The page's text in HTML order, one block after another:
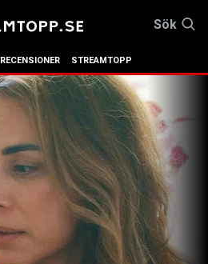
Sök
RECENSIONER STREAMTOPP